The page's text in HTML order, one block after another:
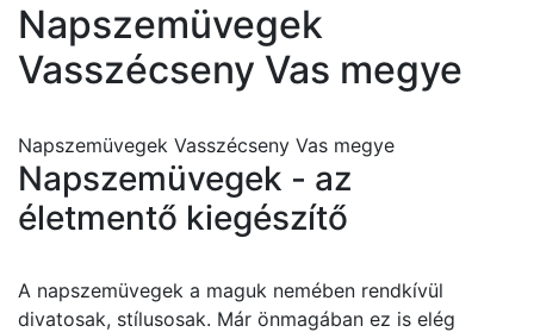
Napszemüvegek
Vasszécseny Vas megye
Napszemüvegek Vasszécseny Vas megye
Napszemüvegek - az
életmentő kiegészítő
A napszemüvegek a maguk nemében rendkívül
divatosak, stílusosak. Már önmagában ez is elég